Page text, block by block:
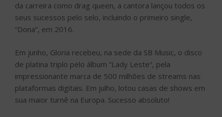
da carreira como drag queen, a cantora lançou todos os
seus sucessos pelo selo, incluindo o primeiro single,
“Dona”, em 2016.
Em junho, Gloria recebeu, na sede da SB Music, o disco
de platina triplo pelo álbum “Lady Leste”, pela
impressionante marca de 500 milhões de streams nas
plataformas digitais. Em julho, lotou casas de shows em
sua maior turnê na Europa. Sucesso absoluto!